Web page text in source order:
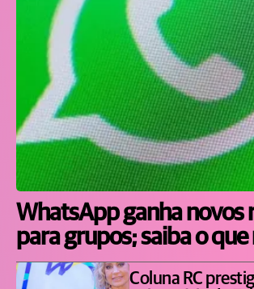
WhatsApp ganha novos
para grupos; saiba o
Coluna RC